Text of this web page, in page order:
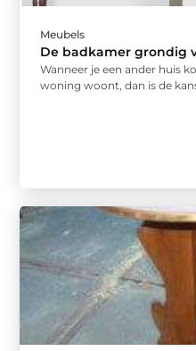
Meubels
De badkamer grondig
Wanneer je een ander huis
woning woont, dan is de